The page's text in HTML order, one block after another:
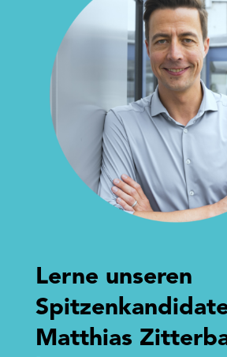
Lerne unseren
Matthias